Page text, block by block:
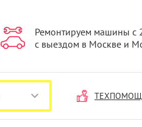
Ремонтируем машины с
с выездом в Москве и